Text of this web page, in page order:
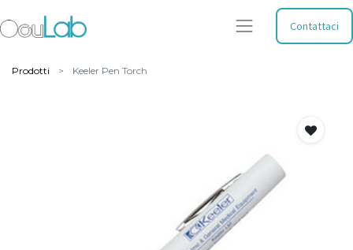
Contattaci
Prodotti Keeler Pen Torch